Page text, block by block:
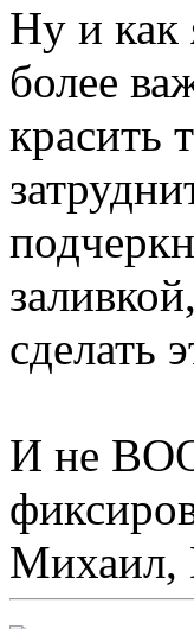
Ну и как
более
красить
сделать
И не
Михаил,